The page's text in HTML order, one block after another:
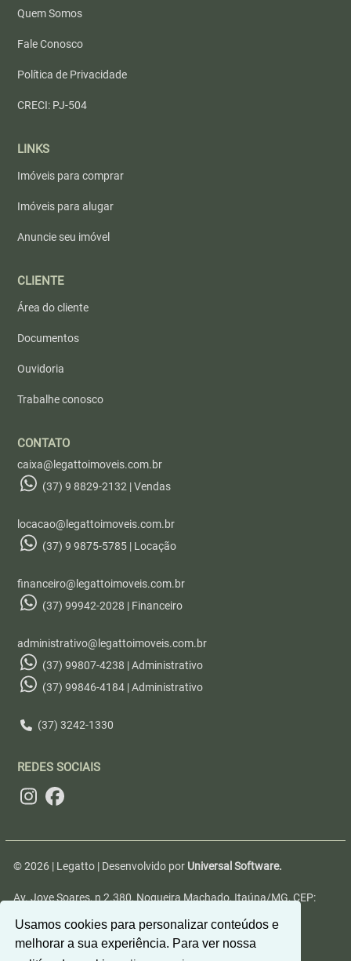
Usamos cookies para personalizar conteúdos e
melhorar a sua experiência. Para ver nossa
Quem Somos
Fale Conosco
Política de Privacidade
CRECI: PJ-504
LINKS
Imóveis para comprar
Imóveis para alugar
Anuncie seu imóvel
CLIENTE
Área do cliente
Documentos
Ouvidoria
Trabalhe conosco
CONTATO
caixa@legattoimoveis.com.br
(37) 9 8829-2132 | Vendas
locacao@legattoimoveis.com.br
(37) 9 9875-5785 | Locação
financeiro@legattoimoveis.com.br
(37) 99942-2028 | Financeiro
administrativo@legattoimoveis.com.br
(37) 99807-4238 | Administrativo
(37) 99846-4184 | Administrativo
(37) 3242-1330
REDES SOCIAIS
© 2026 | Legatto | Desenvolvido por Universal Software.
Av. Jove Soares, n 2.380, Nogueira Machado, Itaúna/MG, CEP: